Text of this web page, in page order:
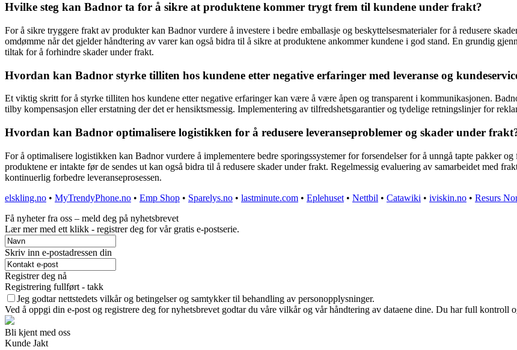
Hvilke steg kan Badnor ta for å sikre at produktene kommer trygt frem til kundene under frakt?
For å sikre tryggere frakt av produkter kan Badnor vurdere å investere i bedre emballasje og beskyttelsesmaterialer for å redusere
omdømme når det gjelder håndtering av varer kan også bidra til å sikre at produktene ankommer kundene i god stand. En grundig
tiltak for å forhindre skader under frakt.
Hvordan kan Badnor styrke tilliten hos kundene etter negative erfaringer med leveranse og
Et viktig skritt for å styrke tilliten hos kundene etter negative erfaringer kan være å være åpen og transparent i kommunikasjonen.
tilby kompensasjon eller erstatning der det er hensiktsmessig. Implementering av tilfredshetsgarantier og tydelige retningslinjer for
Hvordan kan Badnor optimalisere logistikken for å redusere leveranseproblemer og skader under
For å optimalisere logistikken kan Badnor vurdere å implementere bedre sporingssystemer for forsendelser for å unngå tapte pakker
produktene er intakte før de sendes ut kan også bidra til å redusere skader under frakt. Regelmessig evaluering av samarbeidet med
kontinuerlig forbedre leveranseprosessen.
elskling.no • MyTrendyPhone.no • Emp Shop • Sparelys.no • lastminute.com • Eplehuset • Nettbil • Catawiki • iviskin.no • Resurs
Få nyheter fra oss – meld deg på nyhetsbrevet
Lær mer med ett klikk - registrer deg for vår gratis e-postserie.
Skriv inn e-postadressen din
Registrer deg nå
Registrering fullført - takk
Jeg godtar nettstedets vilkår og betingelser og samtykker til behandling av personopplysninger.
Ved å oppgi din e-post og registrere deg for nyhetsbrevet godtar du våre vilkår og vår håndtering av dataene dine. Du har full kontroll
Bli kjent med oss
Kunde Jakt